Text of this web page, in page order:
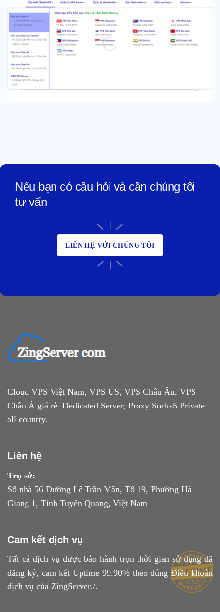
Nếu bạn có câu hỏi và cần chúng tôi
tư vấn
LIÊN HỆ VỚI CHÚNG TÔI
Cloud VPS Việt Nam, VPS US, VPS Châu Âu, VPS
Châu Á giá rẻ. Dedicated Server, Proxy Socks5 Private
all country.
Liên hệ
Trụ sở:
Số nhà 56 Đường Lê Trần Mãn, Tổ 19, Phường Hà
Giang 1, Tỉnh Tuyên Quang, Việt Nam
Cam kết dịch vụ
Tất cả dịch vụ được bảo hành trọn thời gian sử dụng đã
đăng ký, cam kết Uptime 99.90% theo đúngĐiều khoản
dịch vụ của ZingServer./.